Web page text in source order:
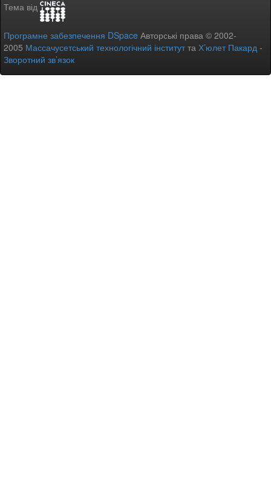
Тема від
Програмне забезпечення DSpace Авторські права © 2002-
2005 Массачусетський технологічний інститутта Х’юлет Пакард -
Зворотний зв’язок